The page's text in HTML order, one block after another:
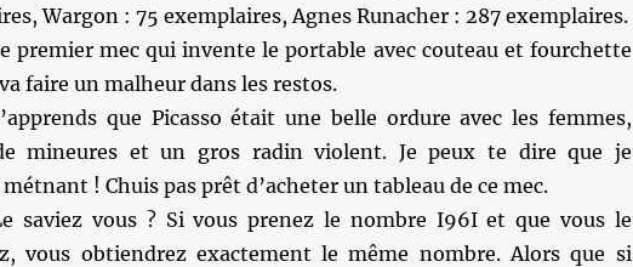
Wargon : 75 exemplaires, Agnes Runacher : 287 exemplaires.
premier mec qui invente le portable avec couteau et fourchette
faire un malheur dans les restos.
que Picasso était une belle ordure avec les femmes,
mineures et un gros radin violent. Je peux te dire que je
! Chuis pas prêt d’acheter un tableau de ce mec.
saviez vous ? Si vous prenez le nombre I96I et que vous le
vous obtiendrez exactement le même nombre. Alors que si